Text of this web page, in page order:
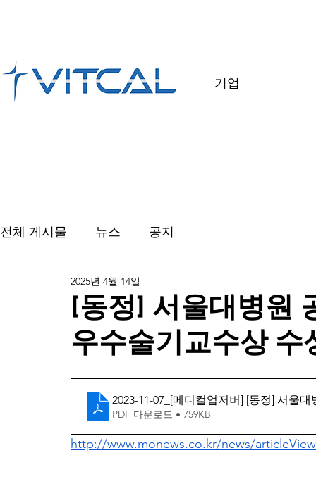
기업
전체 게시물 뉴스 공지
[동정] 서울대병원
우수술기교수상 수
2025년 4월 14일
2023-11-07_[메디컬업저버] [동정] 서울
PDF 다운로드 • 759KB
http://www.monews.co.kr/news/